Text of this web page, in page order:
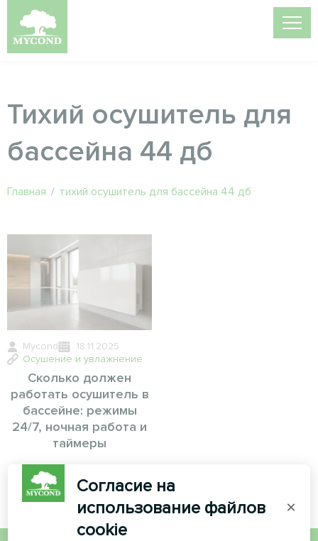
Тихий осушитель для
бассейна 44 дб
Главная / тихий осушитель для бассейна 44 дб
Mycond
18.11.2025
Осушение и увлажнение
Сколько должен
работать осушитель в
бассейне: режимы
24/7, ночная работа и
таймеры
Согласие на
использование файлов
cookie
×